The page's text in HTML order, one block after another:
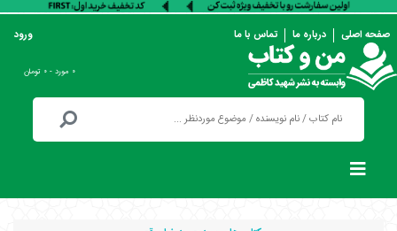
صفحه اصلی درباره ما تماس با ما ورود
۰ مورد - ۰ تومان